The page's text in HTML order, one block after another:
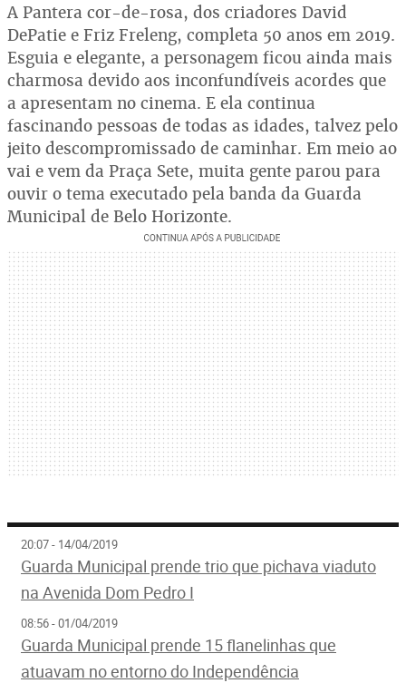
A Pantera cor-de-rosa, dos criadores David
DePatie e Friz Freleng, completa 50 anos em 2019.
Esguia e elegante, a personagem ficou ainda mais
charmosa devido aos inconfundíveis acordes que
a apresentam no cinema. E ela continua
fascinando pessoas de todas as idades, talvez pelo
jeito descompromissado de caminhar. Em meio ao
vai e vem da Praça Sete, muita gente parou para
ouvir o tema executado pela banda da Guarda
Municipal de Belo Horizonte.
20:07 - 14/04/2019
Guarda Municipal prende trio que pichava viaduto
na Avenida Dom Pedro I
08:56 - 01/04/2019
Guarda Municipal prende 15 flanelinhas que
atuavam no entorno do Independência